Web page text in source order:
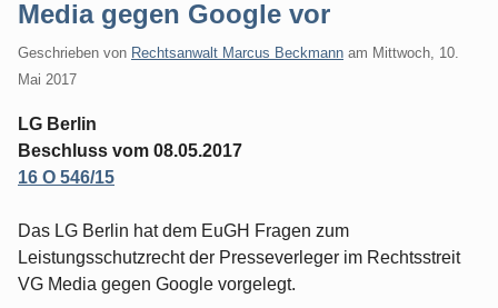
Media gegen Google vor
Geschrieben von Rechtsanwalt Marcus Beckmann am Mittwoch, 10.
Mai 2017
LG Berlin
Beschluss vom 08.05.2017
16 O 546/15
Das LG Berlin hat dem EuGH Fragen zum
Leistungsschutzrecht der Presseverleger im Rechtsstreit
VG Media gegen Google vorgelegt.